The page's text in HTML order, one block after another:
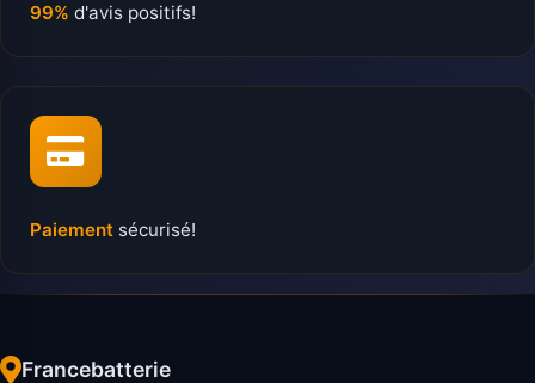
99% d'avis positifs!
Paiement sécurisé!
Francebatterie